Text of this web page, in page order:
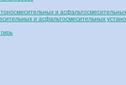
и
и асфальтосмесительных